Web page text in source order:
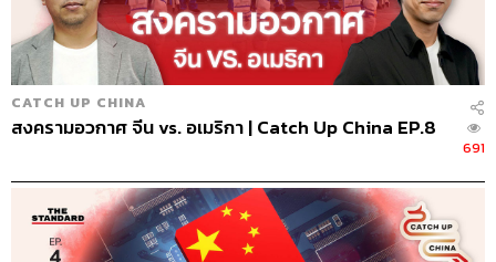
CATCH UP CHINA
สงครามอวกาศ จีน vs. อเมริกา | Catch Up China EP.8
691